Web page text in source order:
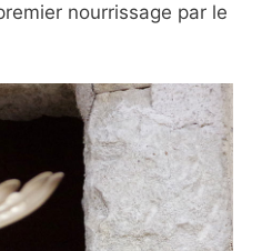
nourrissage par le